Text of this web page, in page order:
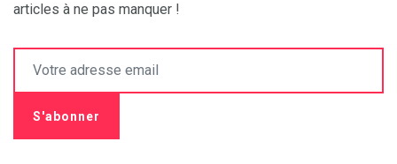
articles à ne pas manquer !